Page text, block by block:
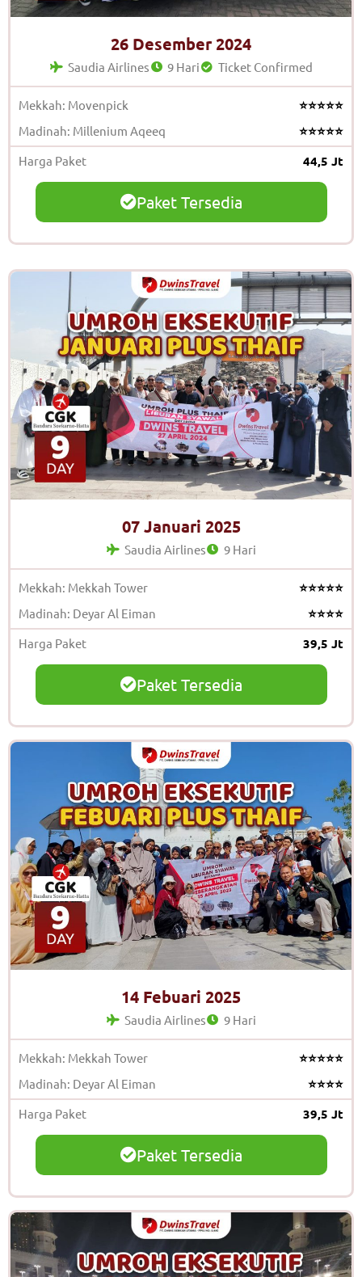
26 Desember 2024
Saudia Airlines 9 Hari Ticket Confirmed
Mekkah: Movenpick ⭐⭐⭐⭐⭐
Madinah: Millenium Aqeeq ⭐⭐⭐⭐⭐
Harga Paket 44,5 Jt
Paket Tersedia
07 Januari 2025
Saudia Airlines 9 Hari
Mekkah: Mekkah Tower ⭐⭐⭐⭐⭐
Madinah: Deyar Al Eiman ⭐⭐⭐⭐
Harga Paket 39,5 Jt
Paket Tersedia
14 Febuari 2025
Saudia Airlines 9 Hari
Mekkah: Mekkah Tower ⭐⭐⭐⭐⭐
Madinah: Deyar Al Eiman ⭐⭐⭐⭐
Harga Paket 39,5 Jt
Paket Tersedia